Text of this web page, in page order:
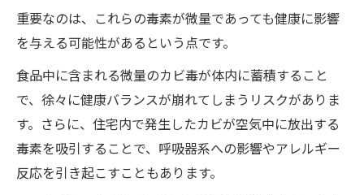
重要なのは、これらの毒素が微量であっても健康に影響
を与える可能性があるという点です。
食品中に含まれる微量のカビ毒が体内に蓄積すること
で、徐々に健康バランスが崩れてしまうリスクがありま
す。さらに、住宅内で発生したカビが空気中に放出する
毒素を吸引することで、呼吸器系への影響やアレルギー
反応を引き起こすこともあります。